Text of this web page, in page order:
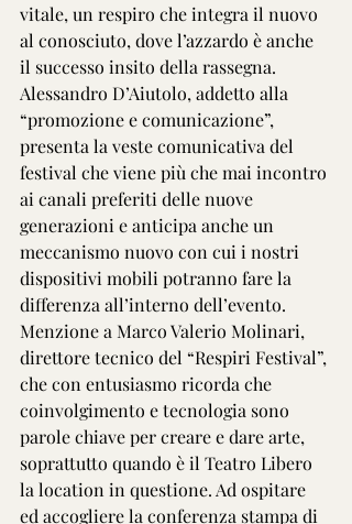
vitale, un respiro che integra il nuovo
al conosciuto, dove l’azzardo è anche
il successo insito della rassegna.
Alessandro D’Aiutolo, addetto alla
“promozione e comunicazione”,
presenta la veste comunicativa del
festival che viene più che mai incontro
ai canali preferiti delle nuove
generazioni e anticipa anche un
meccanismo nuovo con cui i nostri
dispositivi mobili potranno fare la
differenza all’interno dell’evento.
Menzione a Marco Valerio Molinari,
direttore tecnico del “Respiri Festival”,
che con entusiasmo ricorda che
coinvolgimento e tecnologia sono
parole chiave per creare e dare arte,
soprattutto quando è il Teatro Libero
la location in questione. Ad ospitare
ed accogliere la conferenza stampa di